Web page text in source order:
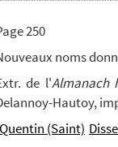
de
250
noms
de l'Almanach
Hautoy,
Quentin (Saint)